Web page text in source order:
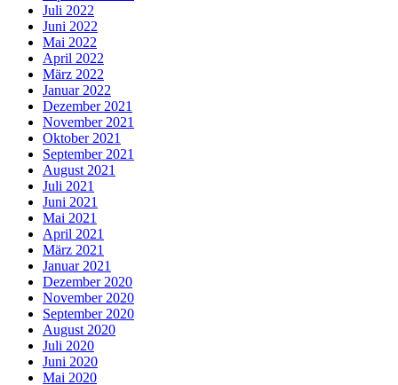
Juli 2022
Juni 2022
Mai 2022
April 2022
März 2022
Januar 2022
Dezember 2021
November 2021
Oktober 2021
September 2021
August 2021
Juli 2021
Juni 2021
Mai 2021
April 2021
März 2021
Januar 2021
Dezember 2020
November 2020
September 2020
August 2020
Juli 2020
Juni 2020
Mai 2020